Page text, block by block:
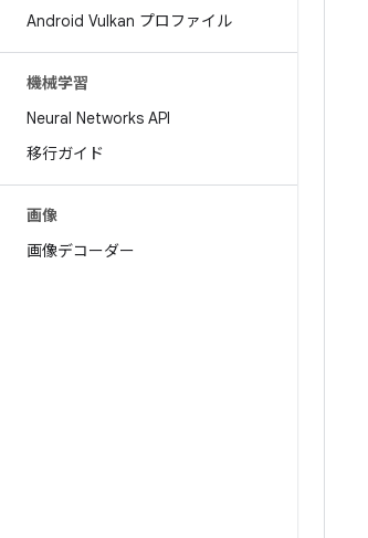
Android Vulkan プロファイル
機械学習
Neural Networks API
移行ガイド
画像
画像デコーダー